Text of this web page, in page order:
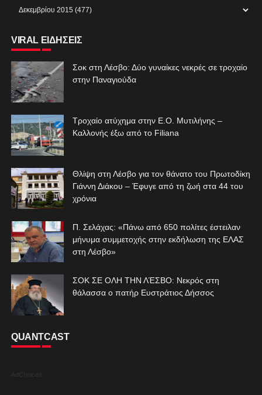
VIRAL ΕΙΔΗΣΕΙΣ
Σοκ στη Λέσβο: Δύο γυναίκες νεκρές σε τροχαίο
στην Παναγιούδα
Τροχαίο ατύχημα στην Ε.Ο. Μυτιλήνης –
Καλλονής έξω από το Filiana
Θλίψη στη Λέσβο για τον θάνατο του Πρωτοδίκη
Γιάννη Διάκου – Έφυγε από τη ζωή στα 44 του
χρόνια
Π. Σελάχας: «Πάνω από 650 πολίτες έστειλαν
μήνυμα συμμετοχής στην εκδήλωση της ΕΛΑΣ
στη Λέσβο»
ΣΟΚ ΣΕ ΟΛΗ ΤΗΝ ΛΈΣΒΟ: Νεκρός στη
θάλασσα ο πατήρ Ευστράτιος Δήσσος
QUANTCAST